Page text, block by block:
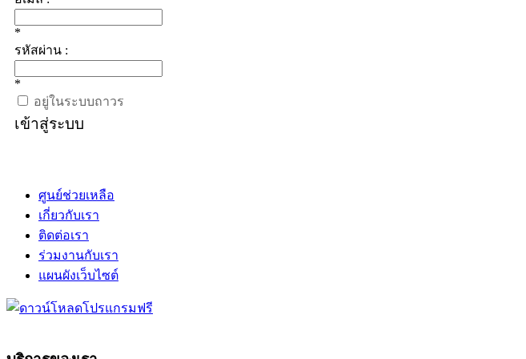
*
รหัสผ่าน :
*
อยู่ในระบบถาวร
เข้าสู่ระบบ
ศูนย์ช่วยเหลือ
เกี่ยวกับเรา
ติดต่อเรา
ร่วมงานกับเรา
แผนผังเว็บไซต์